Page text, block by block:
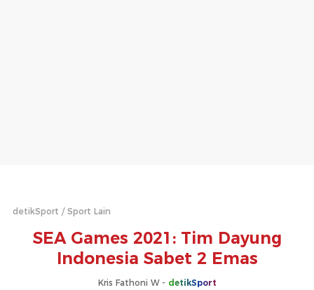
detikSport Sport Lain
SEA Games 2021: Tim Dayung
Indonesia Sabet 2 Emas
Kris Fathoni W - detikSport